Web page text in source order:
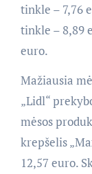
tinkle – 7,76
tinkle – 8,89
euro.
Mažiausia
„Lidl“
mėsos
krepšelis
12,57 euro.